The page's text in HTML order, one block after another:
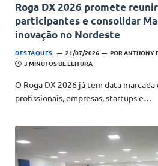
Roga DX 2026 promete
participantes e consolidar
inovação no Nordeste
DESTAQUES 21/07/2026 PORANTHONY
3 MINUTOS DE LEITURA
O Roga DX 2026 já tem data
profissionais, empresas, startups e…